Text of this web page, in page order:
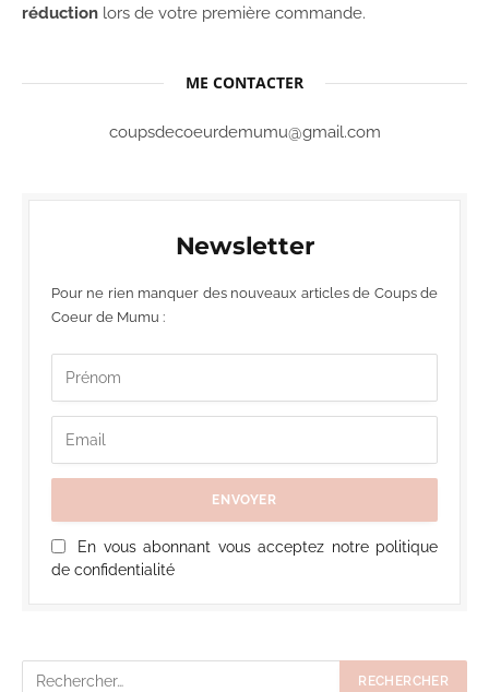
réduction lors de votre première commande.
ME CONTACTER
coupsdecoeurdemumu@gmail.com
Newsletter
Pour ne rien manquer des nouveaux articles de Coups de
Coeur de Mumu :
En vous abonnant vous acceptez notre politique
de confidentialité